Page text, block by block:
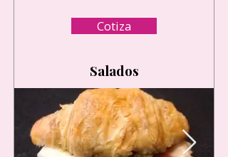
Cotiza
Salados